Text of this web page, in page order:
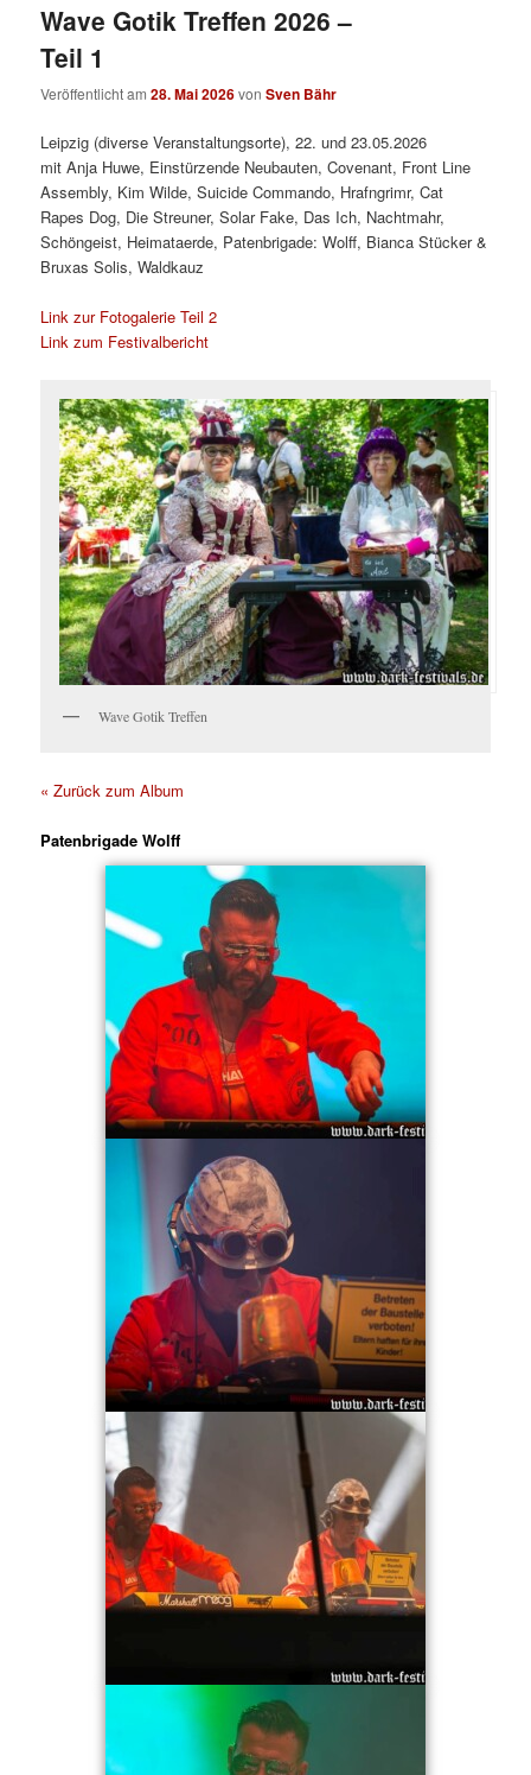
Wave Gotik Treffen 2026 –
Teil 1
Veröffentlicht am28. Mai 2026vonSven Bähr
Leipzig (diverse Veranstaltungsorte), 22. und 23.05.2026
mit Anja Huwe, Einstürzende Neubauten, Covenant, Front Line
Assembly, Kim Wilde, Suicide Commando, Hrafngrimr, Cat
Rapes Dog, Die Streuner, Solar Fake, Das Ich, Nachtmahr,
Schöngeist, Heimataerde, Patenbrigade: Wolff, Bianca Stücker &
Bruxas Solis, Waldkauz
Link zur Fotogalerie Teil 2
Link zum Festivalbericht
Wave Gotik Treffen
« Zurück zum Album
Patenbrigade Wolff